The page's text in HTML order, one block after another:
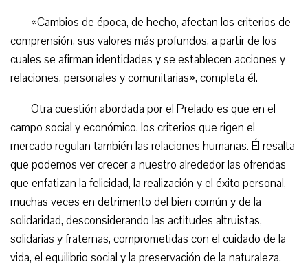
«Cambios de época, de hecho, afectan los criterios de
comprensión, sus valores más profundos, a partir de los
cuales se afirman identidades y se establecen acciones y
relaciones, personales y comunitarias», completa él.
Otra cuestión abordada por el Prelado es que en el
campo social y económico, los criterios que rigen el
mercado regulan también las relaciones humanas. Él resalta
que podemos ver crecer a nuestro alrededor las ofrendas
que enfatizan la felicidad, la realización y el éxito personal,
muchas veces en detrimento del bien común y de la
solidaridad, desconsiderando las actitudes altruistas,
solidarias y fraternas, comprometidas con el cuidado de la
vida, el equilibrio social y la preservación de la naturaleza.